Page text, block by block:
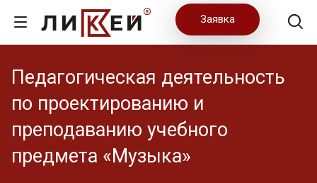
Заявка
Педагогическая деятельность
по проектированию и
преподаванию учебного
предмета «Музыка»